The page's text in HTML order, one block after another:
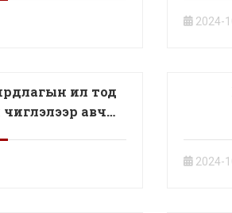
2024-
ил тод
авч
2024-